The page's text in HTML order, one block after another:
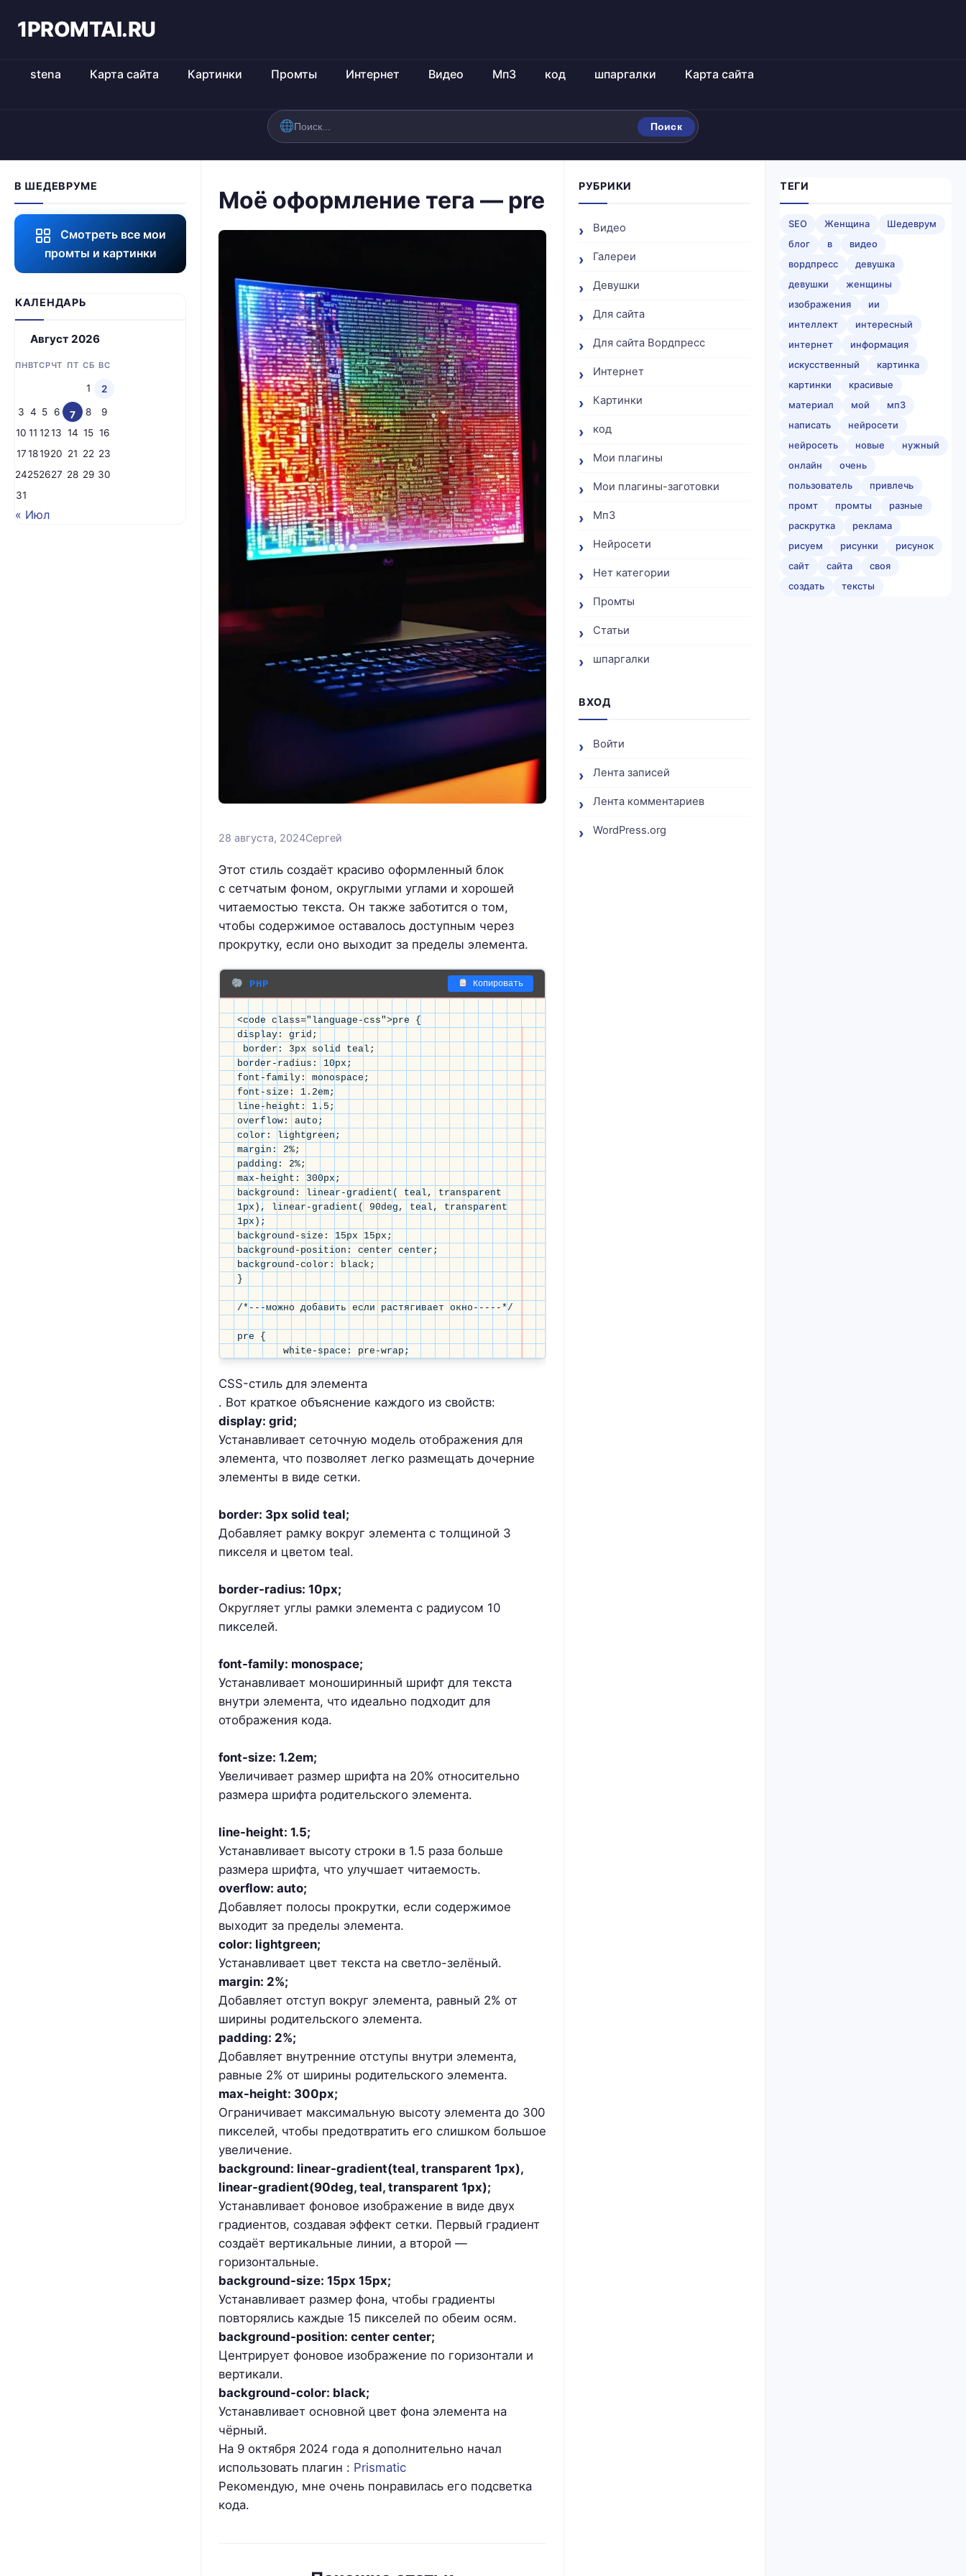
1PROMTAI.RU
stena Карта сайта Картинки Промты Интернет Видео Мп3 код шпаргалки Карта сайта
Поиск
В ШЕДЕВРУМЕ
Смотреть все мои
промты и картинки
КАЛЕНДАРЬ
Август 2026
ПНВТСРЧТ ПТ СБ ВС
1
2
3 4 5 6 7 8
9
10 11 1213 14 15 16
17181920 21 22 23
24252627 28 29 30
31
« Июл
Моё оформление тега — pre
28 августа, 2024Сергей
Этот стиль создаёт красиво оформленный блок
с сетчатым фоном, округлыми углами и хорошей
читаемостью текста. Он также заботится о том,
чтобы содержимое оставалось доступным через
прокрутку, если оно выходит за пределы элемента.
PHP Копировать
<code class="language-css">pre {
display: grid;
border-radius: 10px;
font-family: monospace;
font-size: 1.2em;
line-height: 1.5;
overflow: auto;
color: lightgreen;
margin: 2%;
padding: 2%;
max-height: 300px;
background: linear-gradient( teal, transparent
1px), linear-gradient( 90deg, teal, transparent
1px);
background-size: 15px 15px;
background-position: center center;
background-color: black;
}
/*---можно добавить если растягивает окно-----*/
pre {
}</code>
CSS-стиль для элемента
. Вот краткое объяснение каждого из свойств:
display: grid;
Устанавливает сеточную модель отображения для
элемента, что позволяет легко размещать дочерние
элементы в виде сетки.
border: 3px solid teal;
Добавляет рамку вокруг элемента с толщиной 3
пикселя и цветом teal.
border-radius: 10px;
Округляет углы рамки элемента с радиусом 10
пикселей.
font-family: monospace;
Устанавливает моноширинный шрифт для текста
внутри элемента, что идеально подходит для
отображения кода.
font-size: 1.2em;
Увеличивает размер шрифта на 20% относительно
размера шрифта родительского элемента.
line-height: 1.5;
Устанавливает высоту строки в 1.5 раза больше
размера шрифта, что улучшает читаемость.
overflow: auto;
Добавляет полосы прокрутки, если содержимое
выходит за пределы элемента.
color: lightgreen;
Устанавливает цвет текста на светло-зелёный.
margin: 2%;
Добавляет отступ вокруг элемента, равный 2% от
ширины родительского элемента.
padding: 2%;
Добавляет внутренние отступы внутри элемента,
равные 2% от ширины родительского элемента.
max-height: 300px;
Ограничивает максимальную высоту элемента до 300
пикселей, чтобы предотвратить его слишком большое
увеличение.
background: linear-gradient(teal, transparent 1px),
linear-gradient(90deg, teal, transparent 1px);
Устанавливает фоновое изображение в виде двух
градиентов, создавая эффект сетки. Первый градиент
создаёт вертикальные линии, а второй —
горизонтальные.
background-size: 15px 15px;
Устанавливает размер фона, чтобы градиенты
повторялись каждые 15 пикселей по обеим осям.
background-position: center center;
Центрирует фоновое изображение по горизонтали и
вертикали.
background-color: black;
Устанавливает основной цвет фона элемента на
чёрный.
На 9 октября 2024 года я дополнительно начал
использовать плагин : Prismatic
Рекомендую, мне очень понравилась его подсветка
кода.
РУБРИКИ
Видео
Галереи
Девушки
Для сайта
Для сайта Вордпресс
Интернет
Картинки
код
Мои плагины
Мои плагины-заготовки
Мп3
Нейросети
Нет категории
Промты
Статьи
шпаргалки
ВХОД
Войти
Лента записей
Лента комментариев
WordPress.org
ТЕГИ
SEO Женщина
Шедеврум
блог
в
видео
вордпресс
девушка
девушки
женщины
изображения
ии
интеллект
интересный
интернет
информация
искусственный
картинка
картинки
красивые
материал
мой
мп3
написать
нейросети
нейросеть
новые
нужный
онлайн
очень
пользователь
привлечь
промт
промты
разные
раскрутка
реклама
рисуем
рисунки
рисунок
сайт
сайта
своя
создать
тексты